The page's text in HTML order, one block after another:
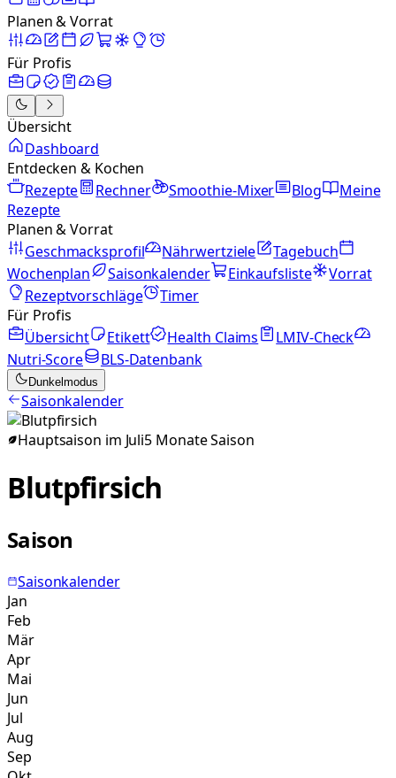
Planen & Vorrat
Für Profis
Übersicht
Dashboard
Entdecken & Kochen
Rezepte
Rechner Smoothie-Mixer Blog
Meine
Rezepte
Planen & Vorrat
Geschmacksprofil
Nährwertziele
Tagebuch
Wochenplan
Saisonkalender Einkaufsliste
Vorrat
Rezeptvorschläge
Timer
Für Profis
Übersicht
Etikett Health Claims
LMIV-Check
Nutri-Score
BLS-Datenbank
Dunkelmodus
Saisonkalender
Hauptsaison im Juli5 MonateSaison
Blutpfirsich
Saison
Saisonkalender
Jan
Feb
Mär
Apr
Mai
Jun
Jul
Aug
Sep